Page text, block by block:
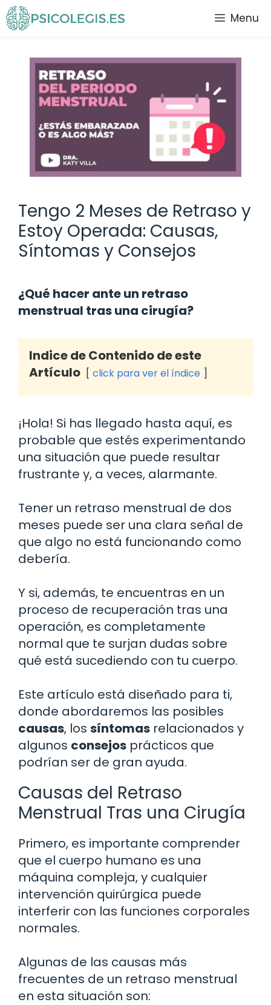
Saltar
al
Menu
Tengo 2 Meses de Retraso y
Estoy Operada: Causas,
Síntomas y Consejos
¿Qué hacer ante un retraso
menstrual tras una cirugía?
Indice de Contenido de este
Artículo
click para ver el índice
¡Hola! Si has llegado hasta aquí, es
probable que estés experimentando
una situación que puede resultar
frustrante y, a veces, alarmante.
Tener un retraso menstrual de dos
meses puede ser una clara señal de
que algo no está funcionando como
debería.
Y si, además, te encuentras en un
proceso de recuperación tras una
operación, es completamente
normal que te surjan dudas sobre
qué está sucediendo con tu cuerpo.
Este artículo está diseñado para ti,
donde abordaremos las posibles
causas, los síntomas relacionados y
algunos consejos prácticos que
podrían ser de gran ayuda.
Causas del Retraso
Menstrual Tras una Cirugía
Primero, es importante comprender
que el cuerpo humano es una
máquina compleja, y cualquier
intervención quirúrgica puede
interferir con las funciones corporales
normales.
Algunas de las causas más
frecuentes de un retraso menstrual
en esta situación son: